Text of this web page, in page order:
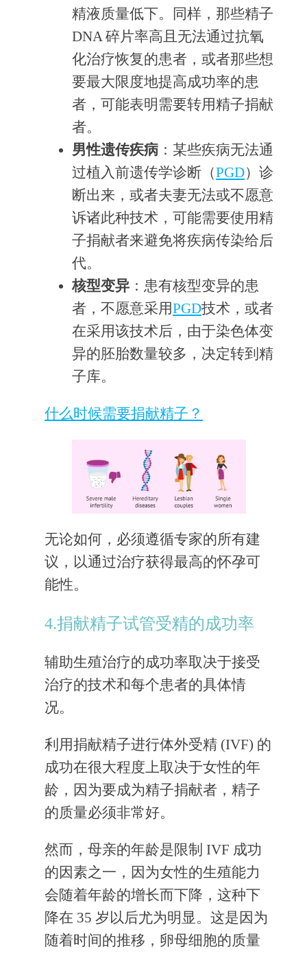
精液质量低下。同样，那些精子
DNA 碎片率高且无法通过抗氧
化治疗恢复的患者，或者那些想
要最大限度地提高成功率的患
者，可能表明需要转用精子捐献
者。
男性遗传疾病 ：某些疾病无法通
过植入前遗传学诊断（PGD）诊
断出来，或者夫妻无法或不愿意
诉诸此种技术，可能需要使用精
子捐献者来避免将疾病传染给后
代。
核型变异 ：患有核型变异的患
者，不愿意采用PGD技术，或者
在采用该技术后，由于染色体变
异的胚胎数量较多，决定转到精
子库。
什么时候需要捐献精子？
无论如何，必须遵循专家的所有建
议，以通过治疗获得最高的怀孕可
能性。
4.捐献精子试管受精的成功率
辅助生殖治疗的成功率取决于接受
治疗的技术和每个患者的具体情
况。
利用捐献精子进行体外受精 (IVF) 的
成功在很大程度上取决于女性的年
龄，因为要成为精子捐献者，精子
的质量必须非常好。
然而，母亲的年龄是限制 IVF 成功
的因素之一，因为女性的生殖能力
会随着年龄的增长而下降，这种下
降在 35 岁以后尤为明显。这是因为
随着时间的推移，卵母细胞的质量